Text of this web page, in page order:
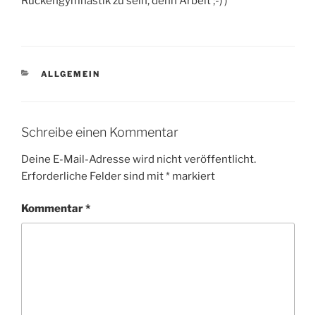
KATEGORIEN
ALLGEMEIN
Schreibe einen Kommentar
Deine E-Mail-Adresse wird nicht veröffentlicht.
Erforderliche Felder sind mit* markiert
Kommentar*